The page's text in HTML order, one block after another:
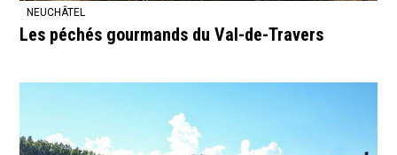
NEUCHÂTEL
Les péchés gourmands du Val-de-Travers